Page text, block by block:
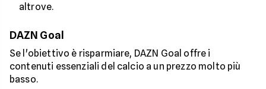
altrove.
DAZN Goal
Se l'obiettivo è risparmiare, DAZN Goal offre i
contenuti essenziali del calcio a un prezzo molto più
basso.